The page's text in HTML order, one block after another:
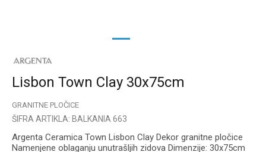
1
Lisbon Town Clay 30x75cm
GRANITNE PLOČICE
ŠIFRA ARTIKLA: BALKANIA 663
Argenta Ceramica Town Lisbon Clay Dekor granitne pločice
Namenjene oblaganju unutrašljih zidova Dimenzije: 30x75cm